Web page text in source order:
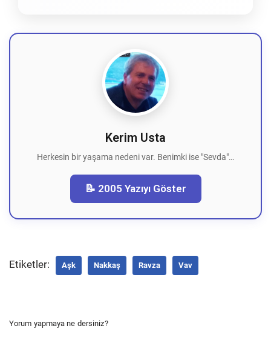
Kerim Usta
Herkesin bir yaşama nedeni var. Benimki ise "Sevda"…
📝 2005 Yazıyı Göster
Etiketler: Aşk Nakkaş Ravza Vav
Yorum yapmaya ne dersiniz?